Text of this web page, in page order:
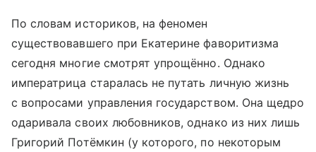
По словам историков, на феномен
существовавшего при Екатерине фаворитизма
сегодня многие смотрят упрощённо. Однако
императрица старалась не путать личную жизнь
с вопросами управления государством. Она щедро
одаривала своих любовников, однако из них лишь
Григорий Потёмкин (у которого, по некоторым